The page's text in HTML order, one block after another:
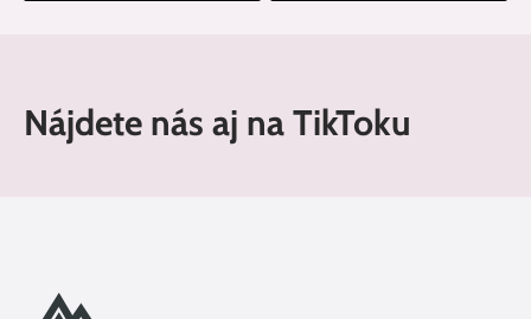
Nájdete nás aj na TikToku